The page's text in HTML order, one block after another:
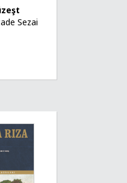
Sezai